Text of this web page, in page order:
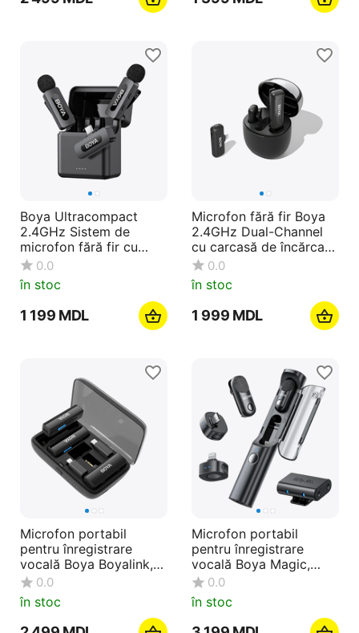
Boya Ultracompact
2.4GHz Sistem de
microfon fără fir cu
două canale (BY-V30),
mufă Type-C, negru
0.0
în stoc
1 199 MDL
Microfon fără fir Boya
2.4GHz Dual-Channel
cu carcasă de încărcare
(BY-WM3T-D2),
Lightning Jack, negru
0.0
în stoc
1 999 MDL
Microfon portabil
pentru înregistrare
vocală Boya Boyalink,
Fără fir, Negru
0.0
în stoc
Microfon portabil
pentru înregistrare
vocală Boya Magic,
Fără fir, Negru
0.0
în stoc